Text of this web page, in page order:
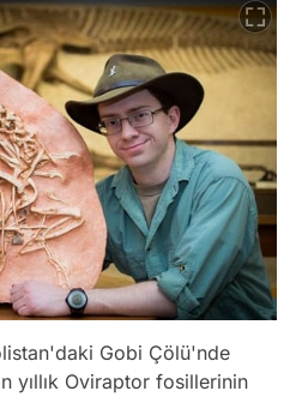
Gobi Çölü'nde
yıllık Oviraptor fosillerinin